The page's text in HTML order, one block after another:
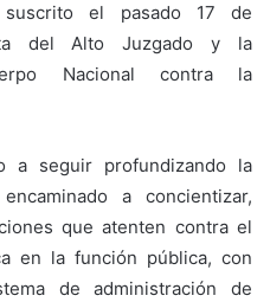
suscrito el pasado 17 de
del Alto Juzgado y la
Nacional contra la
a seguir profundizando la
a concientizar,
que atenten contra el
en la función pública, con
de administración de